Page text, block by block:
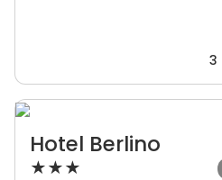
3
Hotel Berlino
★★★